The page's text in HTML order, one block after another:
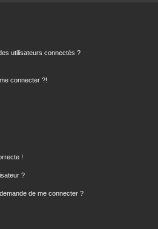
utilisateurs connectés ?
connecter ?!
!
?
de me connecter ?